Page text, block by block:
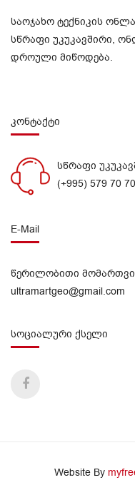
საოჯახო ტექნიკის
სწრაფი უკუკავშირი,
დროული მიწოდება.
კონტაქტი
სწრაფი
(+995) 579 70
E-Mail
წერილობითი
ultramartgeo@gmail.com
სოციალური ქსელი
Website By